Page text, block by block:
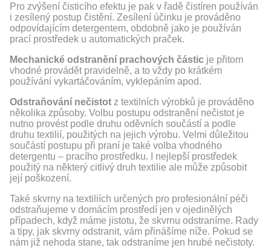
Pro zvýšení čisticího efektu je pak v řadě čistíren používán
i zesílený postup čistění. Zesílení účinku je prováděno
odpovídajícím detergentem, obdobně jako je používán
prací prostředek u automatických praček.
Mechanické odstranění prachových částic je přitom
vhodné provádět pravidelně, a to vždy po krátkém
používání vykartáčováním, vyklepáním apod.
Odstraňování nečistot z textilních výrobků je prováděno
několika způsoby. Volbu postupu odstranění nečistot je
nutno provést podle druhu oděvních součástí a podle
druhu textilií, použitých na jejich výrobu. Velmi důležitou
součástí postupu při praní je také volba vhodného
detergentu – pracího prostředku. I nejlepší prostředek
použitý na některý citlivý druh textilie ale může způsobit
její poškození.
Také skvrny na textiliích určených pro profesionální péči
odstraňujeme v domácím prostředí jen v ojedinělých
případech, když máme jistotu, že skvrnu odstraníme. Rady
a tipy, jak skvrny odstranit, vám přinášíme níže. Pokud se
nám již nehoda stane, tak odstraníme jen hrubé nečistoty.